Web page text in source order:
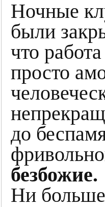
Ночные
были
что
просто
до
безбожие.
Ни